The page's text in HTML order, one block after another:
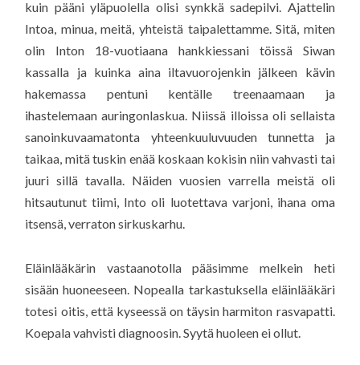
kuin pääni yläpuolella olisi synkkä sadepilvi. Ajattelin
Intoa, minua, meitä, yhteistä taipalettamme. Sitä, miten
olin Inton 18-vuotiaana hankkiessani töissä Siwan
kassalla ja kuinka aina iltavuorojenkin jälkeen kävin
hakemassa pentuni kentälle treenaamaan ja
ihastelemaan auringonlaskua. Niissä illoissa oli sellaista
sanoinkuvaamatonta yhteenkuuluvuuden tunnetta ja
taikaa, mitä tuskin enää koskaan kokisin niin vahvasti tai
juuri sillä tavalla. Näiden vuosien varrella meistä oli
hitsautunut tiimi, Into oli luotettava varjoni, ihana oma
itsensä, verraton sirkuskarhu.
Eläinlääkärin vastaanotolla pääsimme melkein heti
sisään huoneeseen. Nopealla tarkastuksella eläinlääkäri
totesi oitis, että kyseessä on täysin harmiton rasvapatti.
Koepala vahvisti diagnoosin. Syytä huoleen ei ollut.